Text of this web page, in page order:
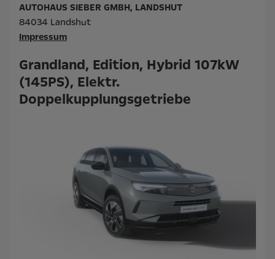
Grandland, Edition, Hybrid 107kW
(145PS), Elektr.
Doppelkupplungsgetriebe
AUTOHAUS SIEBER GMBH, LANDSHUT
84034 Landshut
Impressum